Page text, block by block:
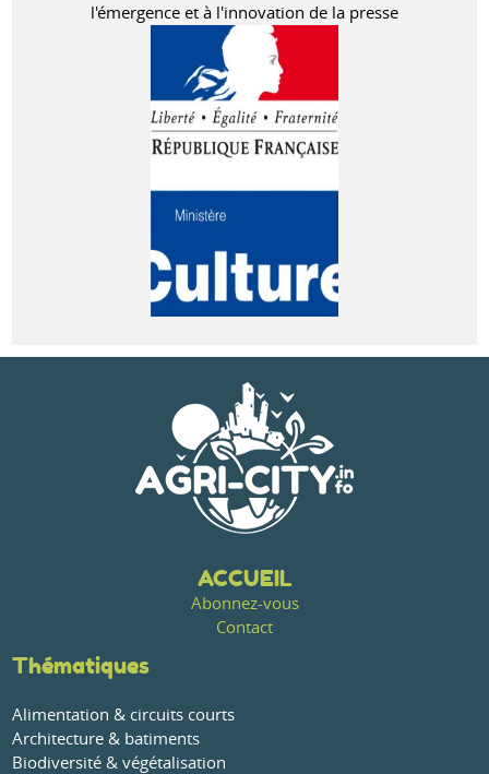
l'émergence et à l'innovation de la presse
ACCUEIL
Abonnez-vous
Contact
Thématiques
Alimentation & circuits courts
Architecture & batiments
Biodiversité & végétalisation